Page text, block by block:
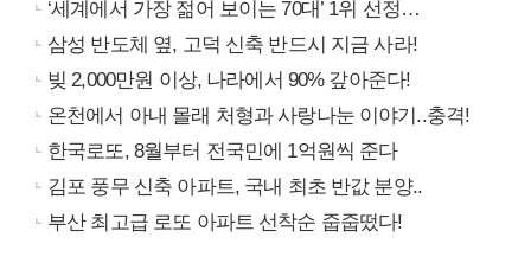
‘세계에서 가장 젊어 보이는 70대’ 1위 선정…
삼성 반도체 옆, 고덕 신축 반드시 지금 사라!
빚 2,000만원 이상, 나라에서 90% 갚아준다!
온천에서 아내 몰래 처형과 사랑나눈 이야기..충격!
한국로또, 8월부터 전국민에 1억원씩 준다
김포 풍무 신축 아파트, 국내 최초 반값 분양..
부산 최고급 로또 아파트 선착순 줍줍떴다!